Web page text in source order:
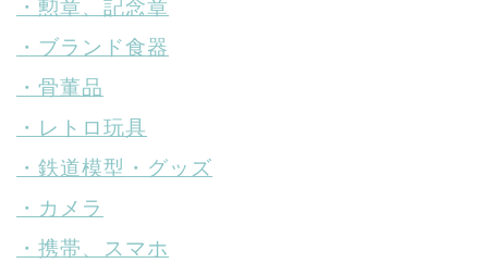
・勲章、記念章
・ブランド食器
・骨董品
・レトロ玩具
・鉄道模型・グッズ
・カメラ
・携帯、スマホ